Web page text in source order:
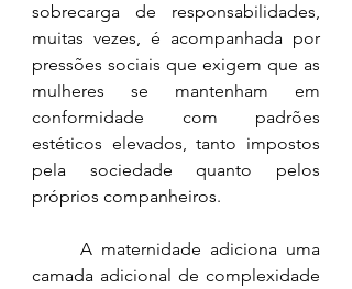
sobrecarga de responsabilidades,
muitas vezes, é acompanhada por
pressões sociais que exigem que as
mulheres se mantenham em
conformidade com padrões
estéticos elevados, tanto impostos
pela sociedade quanto pelos
próprios companheiros.
camada adicional de complexidade